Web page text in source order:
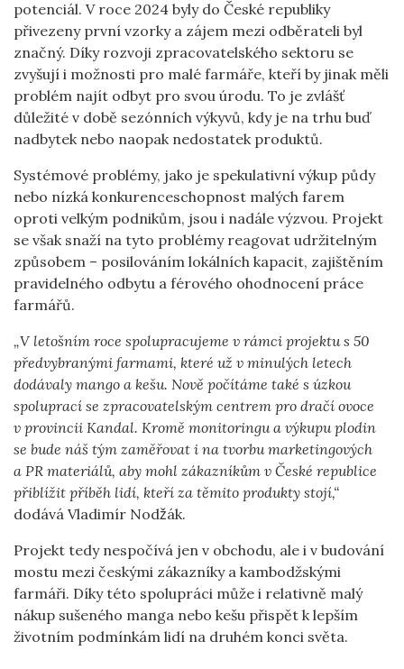
potenciál. V roce 2024 byly do České republiky
přivezeny první vzorky a zájem mezi odběrateli byl
značný. Díky rozvoji zpracovatelského sektoru se
zvyšují i možnosti pro malé farmáře, kteří by jinak měli
problém najít odbyt pro svou úrodu. To je zvlášť
důležité v době sezónních výkyvů, kdy je na trhu buď
nadbytek nebo naopak nedostatek produktů.
Systémové problémy, jako je spekulativní výkup půdy
nebo nízká konkurenceschopnost malých farem
oproti velkým podnikům, jsou i nadále výzvou. Projekt
se však snaží na tyto problémy reagovat udržitelným
způsobem – posilováním lokálních kapacit, zajištěním
pravidelného odbytu a férového ohodnocení práce
farmářů.
„V letošním roce spolupracujeme v rámci projektu s 50
předvybranými farmami, které už v minulých letech
dodávaly mango a kešu. Nově počítáme také s úzkou
spoluprací se zpracovatelským centrem pro dračí ovoce
v provincii Kandal. Kromě monitoringu a výkupu plodin
se bude náš tým zaměřovat i na tvorbu marketingových
a PR materiálů, aby mohl zákazníkům v České republice
přiblížit příběh lidí, kteří za těmito produkty stojí,“
dodává Vladimír Nodžák.
Projekt tedy nespočívá jen v obchodu, ale i v budování
mostu mezi českými zákazníky a kambodžskými
farmáři. Díky této spolupráci může i relativně malý
nákup sušeného manga nebo kešu přispět k lepším
životním podmínkám lidí na druhém konci světa.